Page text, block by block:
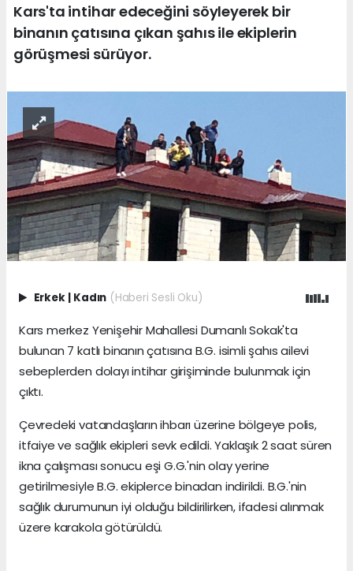
Kars'ta intihar edeceğini söyleyerek bir
binanın çatısına çıkan şahıs ile ekiplerin
görüşmesi sürüyor.
Erkek | Kadın (Haberi Sesli Oku)
Kars merkez Yenişehir Mahallesi Dumanlı Sokak'ta
bulunan 7 katlı binanın çatısına B.G. isimli şahıs ailevi
sebeplerden dolayı intihar girişiminde bulunmak için
çıktı.
Çevredeki vatandaşların ihbarı üzerine bölgeye polis,
itfaiye ve sağlık ekipleri sevk edildi. Yaklaşık 2 saat süren
ikna çalışması sonucu eşi G.G.'nin olay yerine
getirilmesiyle B.G. ekiplerce binadan indirildi. B.G.'nin
sağlık durumunun iyi olduğu bildirilirken, ifadesi alınmak
üzere karakola götürüldü.